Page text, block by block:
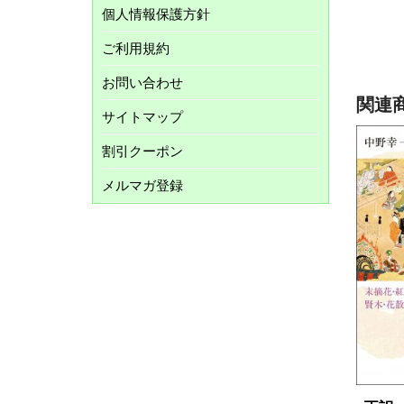
関連
個人情報保護方針
ご利用規約
お問い合わせ
サイトマップ
割引クーポン
メルマガ登録